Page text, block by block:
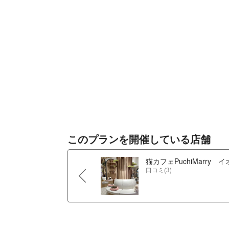
このプランを開催している店舗
猫カフェPuchiMarry イ
口コミ(3)